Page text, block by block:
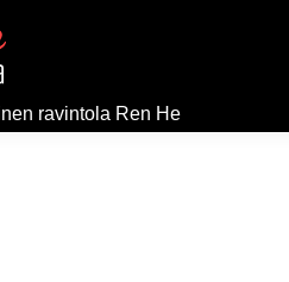
ravintola Ren He